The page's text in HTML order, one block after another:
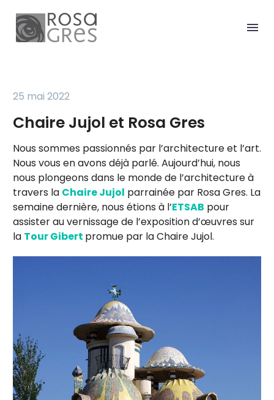
25 mai 2022
Chaire Jujol et Rosa Gres
Nous sommes passionnés par l’architecture et l’art.
Nous vous en avons déjà parlé. Aujourd’hui, nous
nous plongeons dans le monde de l’architecture à
travers la Chaire Jujol parrainée par Rosa Gres. La
semaine dernière, nous étions à l’ETSAB pour
assister au vernissage de l’exposition d’œuvres sur
la Tour Gibert promue par la Chaire Jujol.